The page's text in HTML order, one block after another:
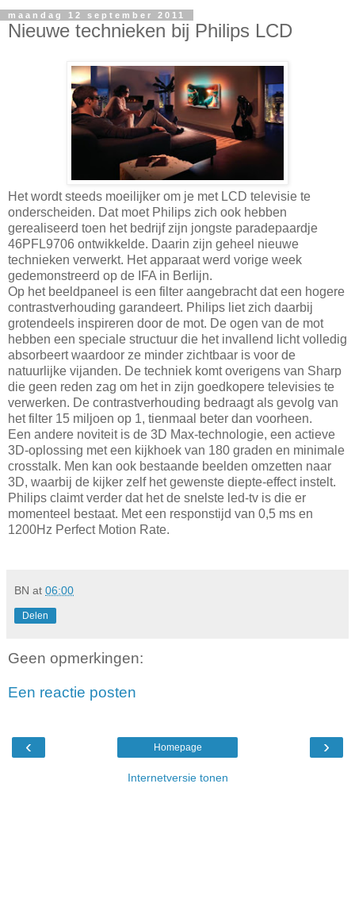
maandag 12 september 2011
Nieuwe technieken bij Philips LCD
Het wordt steeds moeilijker om je met LCD televisie te
onderscheiden. Dat moet Philips zich ook hebben
gerealiseerd toen het bedrijf zijn jongste paradepaardje
46PFL9706 ontwikkelde. Daarin zijn geheel nieuwe
technieken verwerkt. Het apparaat werd vorige week
gedemonstreerd op de IFA in Berlijn.
Op het beeldpaneel is een filter aangebracht dat een hogere
contrastverhouding garandeert. Philips liet zich daarbij
grotendeels inspireren door de mot. De ogen van de mot
hebben een speciale structuur die het invallend licht volledig
absorbeert waardoor ze minder zichtbaar is voor de
natuurlijke vijanden. De techniek komt overigens van Sharp
die geen reden zag om het in zijn goedkopere televisies te
verwerken. De contrastverhouding bedraagt als gevolg van
het filter 15 miljoen op 1, tienmaal beter dan voorheen.
Een andere noviteit is de 3D Max-technologie, een actieve
3D-oplossing met een kijkhoek van 180 graden en minimale
crosstalk. Men kan ook bestaande beelden omzetten naar
3D, waarbij de kijker zelf het gewenste diepte-effect instelt.
Philips claimt verder dat het de snelste led-tv is die er
momenteel bestaat. Met een responstijd van 0,5 ms en
1200Hz Perfect Motion Rate.
BN at 06:00
Delen
Geen opmerkingen:
Een reactie posten
‹ ›
Homepage
Internetversie tonen